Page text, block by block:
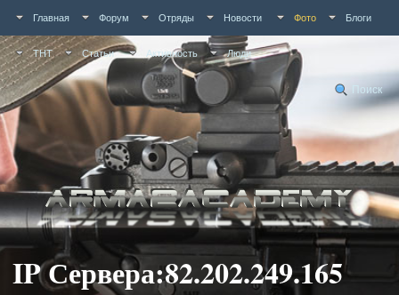
Главная Форум Отряды Новости Фото Блоги
ТНТ Статьи Активность Люди
Поиск
IP Сервера:82.202.249.165